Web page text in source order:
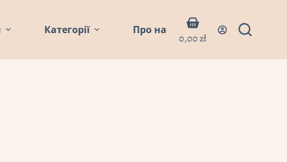
Категорії Про нас Блог Контакти
Кошик
0,00zł